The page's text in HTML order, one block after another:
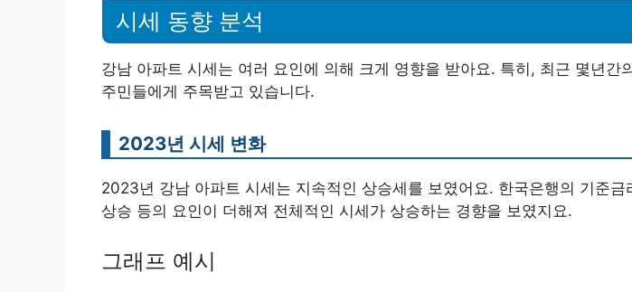
시세 동향 분석
강남 아파트 시세는 여러 요인에 의해 크게 영향을 받아요. 특히, 최근 몇년간
주민들에게 주목받고 있습니다.
2023년 시세 변화
2023년 강남 아파트 시세는 지속적인 상승세를 보였어요. 한국은행의 기준금
상승 등의 요인이 더해져 전체적인 시세가 상승하는 경향을 보였지요.
그래프 예시